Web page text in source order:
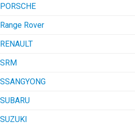
PORSCHE
Range Rover
RENAULT
SRM
SSANGYONG
SUBARU
SUZUKI